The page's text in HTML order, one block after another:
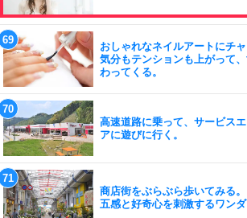
おしゃれなネイルアートにチャ
気分もテンションも上がって
わってくる。
高速道路に乗って、サービス
アに遊びに行く。
商店街をぶらぶら歩いてみる。
五感と好奇心を刺激するワンダ